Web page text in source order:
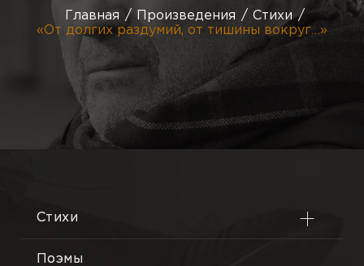
Главная Произведения
Стихи
«От долгих раздумий, от тишины вокруг…»
Стихи
Лирика
Поэмы